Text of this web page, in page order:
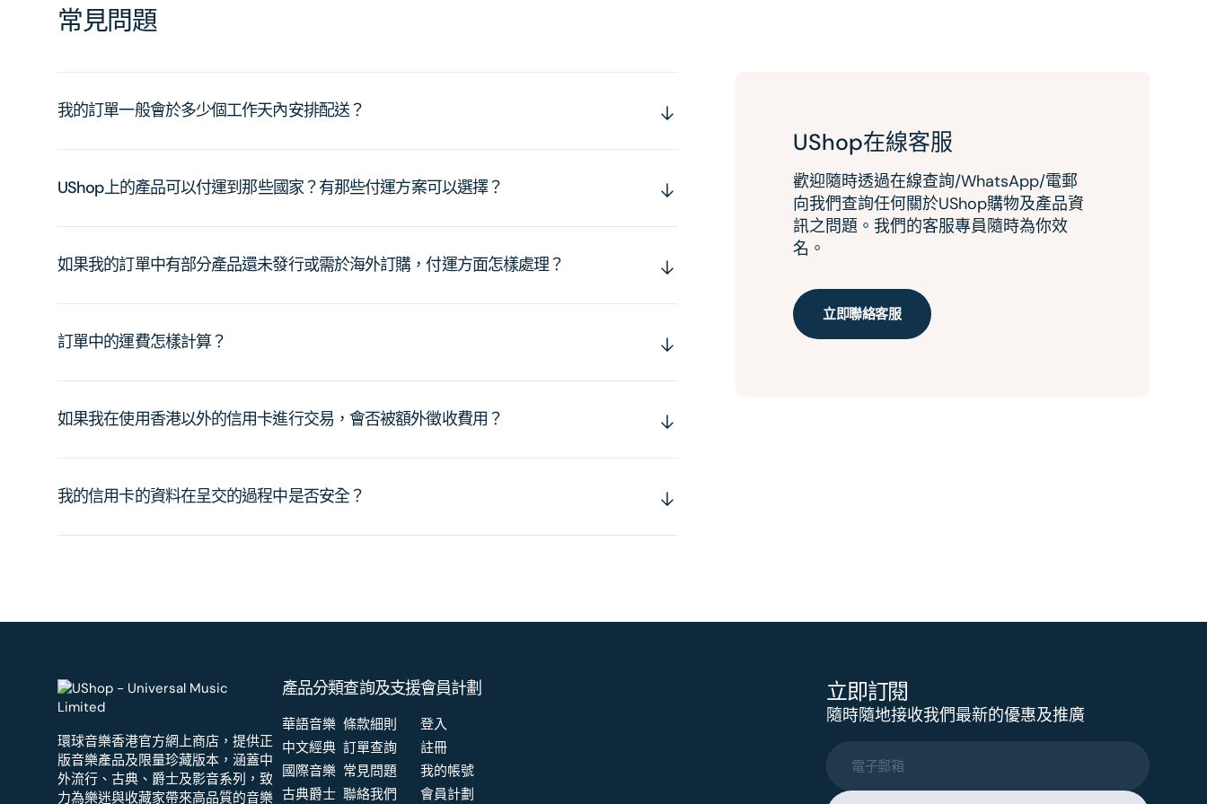
常見問題
我的訂單一般會於多少個工作天內安排配送？
UShop上的產品可以付運到那些國家？有那些付運方案可以選擇？
如果我的訂單中有部分產品還未發行或需於海外訂購，付運方面怎樣處理？
訂單中的運費怎樣計算？
如果我在使用香港以外的信用卡進行交易，會否被額外徵收費用？
我的信用卡的資料在呈交的過程中是否安全？
UShop在線客服
歡迎隨時透過在線查詢/WhatsApp/電郵
向我們查詢任何關於UShop購物及產品資
訊之問題。我們的客服專員隨時為你效
名。
立即聯絡客服
環球音樂香港官方網上商店，提供正
版音樂產品及限量珍藏版本，涵蓋中
外流行、古典、爵士及影音系列，致
力為樂迷與收藏家帶來高品質的音樂
產品分類
華語音樂
中文經典
國際音樂
古典爵士
查詢及支援
條款細則
訂單查詢
常見問題
聯絡我們
會員計劃
登入
註冊
我的帳號
會員計劃
立即訂閱
隨時隨地接收我們最新的優惠及推廣
電子郵箱